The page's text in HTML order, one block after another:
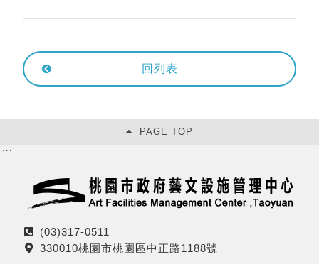
回列表
PAGE TOP
:::
電
話
(03)317-0511
地
330010桃園市桃園區中正路1188號